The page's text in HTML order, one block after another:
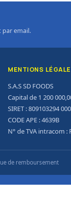
email.
MENTIONS
S.A.S SD FOODS
Capital de 1 200
SIRET : 809103294
CODE APE : 4639B
N° de TVA intracom :
de remboursement